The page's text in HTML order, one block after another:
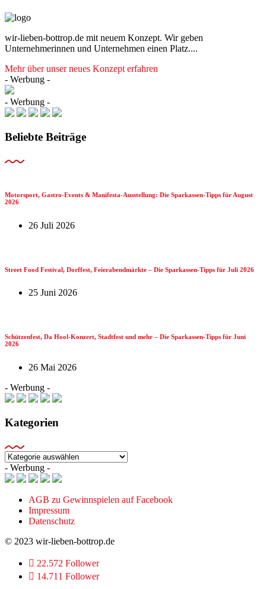
wir-lieben-bottrop.de mit neuem Konzept. Wir geben
Unternehmerinnen und Unternehmen einen Platz....
Mehr über unser neues Konzept erfahren
- Werbung -
- Werbung -
Beliebte Beiträge
Motorsport, Gastro-Events & Manifesta-Ausstellung: Die Sparkassen-Tipps für August
2026
26 Juli 2026
Street Food Festival, Dorffest, Feierabendmärkte – Die Sparkassen-Tipps für Juli 2026
25 Juni 2026
Schützenfest, Da Hool-Konzert, Stadtfest und mehr – Die Sparkassen-Tipps für Juni
2026
26 Mai 2026
- Werbung -
Kategorien
Kategorien
- Werbung -
AGB zu Gewinnspielen auf Facebook
Impressum
Datenschutz
© 2023 wir-lieben-bottrop.de
22.572 Follower
14.711 Follower